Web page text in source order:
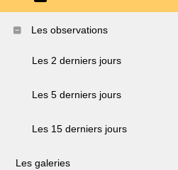
Les observations
Les 2 derniers jours
Les 5 derniers jours
Les 15 derniers jours
Les galeries